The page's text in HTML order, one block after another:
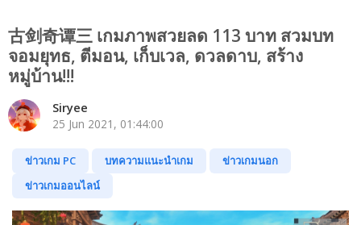
古剑奇谭三 เกมภาพสวยลด 113 บาท สวมบท
จอมยุทธ, ตีมอน, เก็บเวล, ดวลดาบ, สร้าง
หมู่บ้าน!!!
Siryee
25 Jun 2021, 01:44:00
ข่าวเกม PC บทความแนะนำเกม
ข่าวเกมนอก
ข่าวเกมออนไลน์